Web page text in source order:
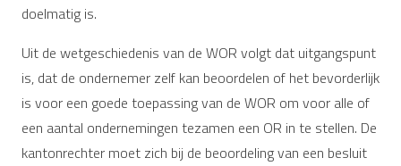
doelmatig is.
Uit de wetgeschiedenis van de WOR volgt dat uitgangspunt
is, dat de ondernemer zelf kan beoordelen of het bevorderlijk
is voor een goede toepassing van de WOR om voor alle of
een aantal ondernemingen tezamen een OR in te stellen. De
kantonrechter moet zich bij de beoordeling van een besluit